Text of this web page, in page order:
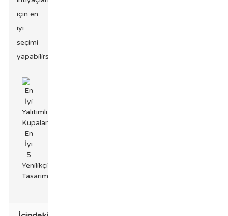
için en
iyi
seçimi
yapabilirsiniz!